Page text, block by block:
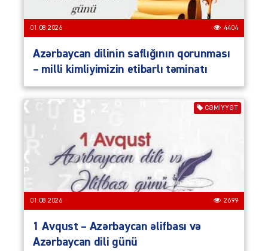
01.08.2026 4404
Azərbaycan dilinin saflığının qorunması
– milli kimliyimizin etibarlı təminatı
CƏMIYYƏT
01.08.2026 2699
1 Avqust – Azərbaycan əlifbası və
Azərbaycan dili günü